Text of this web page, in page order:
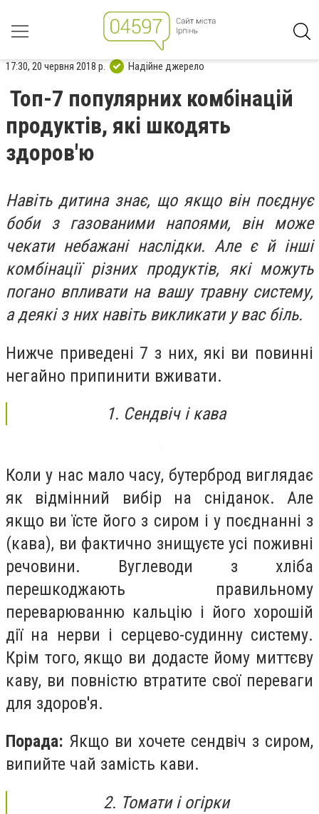
17:30, 20 червня 2018 р. Надійне джерело
Топ-7 популярних комбінацій
продуктів, які шкодять
здоров'ю
Навіть дитина знає, що якщо він поєднує
боби з газованими напоями, він може
чекати небажані наслідки. Але є й інші
комбінації різних продуктів, які можуть
погано впливати на вашу травну систему,
а деякі з них навіть викликати у вас біль.
Нижче приведені 7 з них, які ви повинні
негайно припинити вживати.
1. Сендвіч і кава
Коли у нас мало часу, бутерброд виглядає
як відмінний вибір на сніданок. Але
якщо ви їсте його з сиром і у поєднанні з
(кава), ви фактично знищуєте усі поживні
речовини. Вуглеводи з хліба
перешкоджають правильному
переварюванню кальцію і його хорошій
дії на нерви і серцево-судинну систему.
Крім того, якщо ви додасте йому миттєву
каву, ви повністю втратите свої переваги
для здоров'я.
Порада: Якщо ви хочете сендвіч з сиром,
випийте чай замість кави.
2. Томати і огірки